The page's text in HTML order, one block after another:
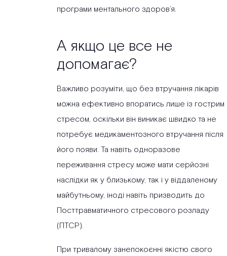
програми ментального здоров’я.
А якщо це все не
допомагає?
Важливо розуміти, що без втручання лікарів
можна ефективно впоратись лише із гострим
стресом, оскільки він виникає швидко та не
потребує медикаментозного втручання після
його появи. Та навіть одноразове
переживання стресу може мати серйозні
наслідки як у близькому, так і у віддаленому
майбутньому, іноді навіть призводить до
Посттравматичного стресового розладу
(ПТСР).
При тривалому занепокоєнні якістю свого